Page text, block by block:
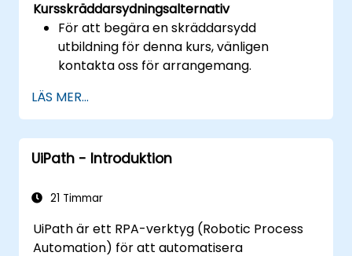
Kursskräddarsydningsalternativ
För att begära en skräddarsydd
utbildning för denna kurs, vänligen
kontakta oss för arrangemang.
LÄS MER...
UiPath - Introduktion
21 Timmar
UiPath är ett RPA-verktyg (Robotic Process
Automation) för att automatisera